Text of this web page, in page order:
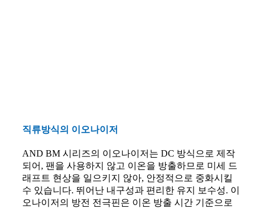
직류방식의 이오나이저
AND BM 시리즈의 이오나이저는 DC 방식으로 제작
되어, 팬을 사용하지 않고 이온을 방출하므로 미세 드
래프트 현상을 일으키지 않아, 안정적으로 중화시킬
수 있습니다. 뛰어난 내구성과 편리한 유지 보수성. 이
오나이저의 방전 전극핀은 이온 방출 시간 기준으로